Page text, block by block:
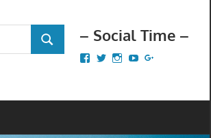
– Social Time –
Facebook
TwitterInstagram
YouTube
SEARCH